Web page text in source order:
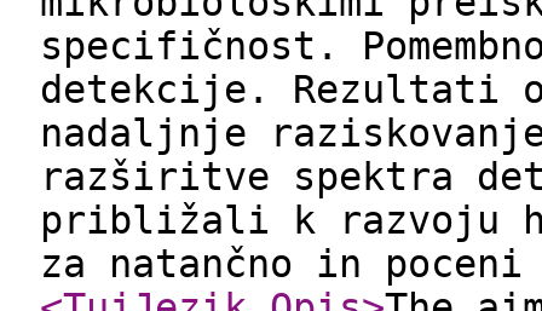
specifičnost.
detekcije. Rezultati
nadaljnje
razširitve spektra
približali k razvoju
za natančno in poceni